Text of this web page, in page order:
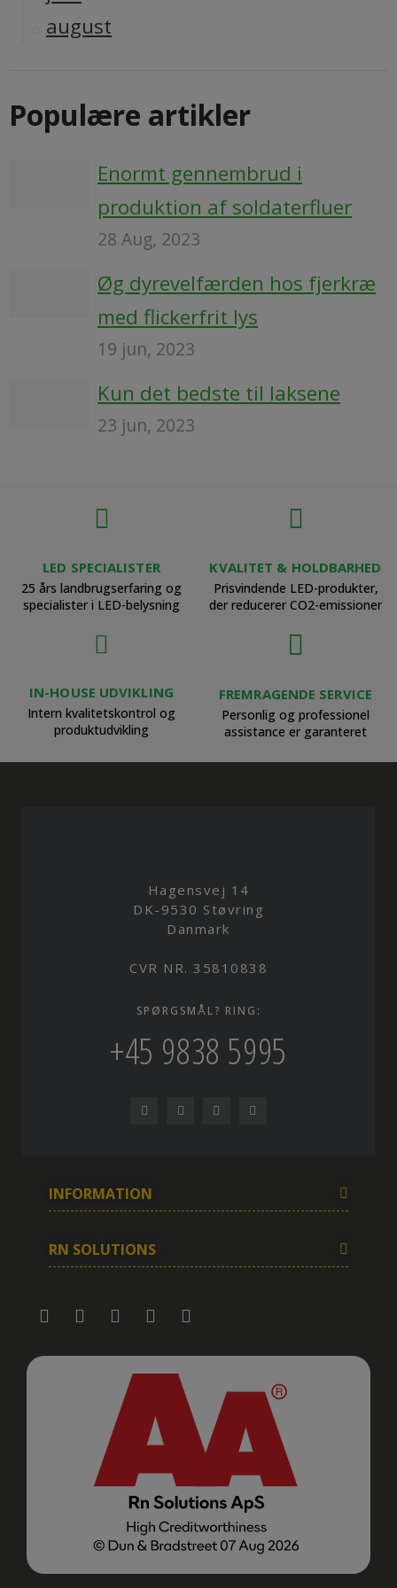
august
Populære artikler
Enormt gennembrud i
produktion af soldaterfluer
28 Aug, 2023
Øg dyrevelfærden hos fjerkræ
med flickerfrit lys
19 jun, 2023
Kun det bedste til laksene
23 jun, 2023
LED SPECIALISTER
25 års landbrugserfaring og
specialister i LED-belysning
KVALITET & HOLDBARHED
Prisvindende LED-produkter,
der reducerer CO2-emissioner
IN-HOUSE UDVIKLING
Intern kvalitetskontrol og
produktudvikling
FREMRAGENDE SERVICE
Personlig og professionel
assistance er garanteret
Hagensvej 14
DK-9530 Støvring
Danmark
CVR NR. 35810838
SPØRGSMÅL? RING:
+45 9838 5995
INFORMATION
RN SOLUTIONS